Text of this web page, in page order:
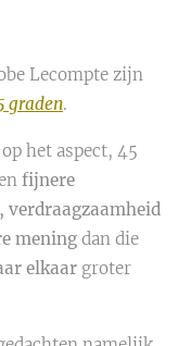
Lecompte zijn
graden.
het aspect, 45
fijnere
verdraagzaamheid
mening dan die
elkaar groter